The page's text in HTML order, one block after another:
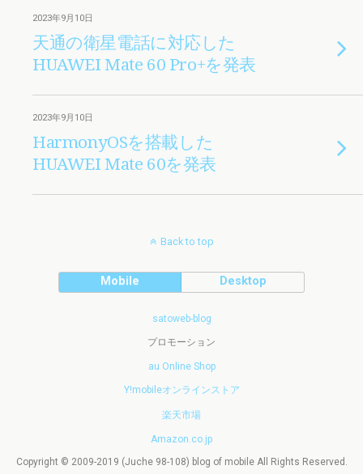
2023年9月10日
天通の衛星電話に対応した
HUAWEI Mate 60 Pro+を発表
2023年9月10日
HarmonyOSを搭載した
HUAWEI Mate 60を発表
Back to top
Mobile Desktop
satoweb-blog
プロモーション
au Online Shop
Y!mobileオンラインストア
楽天市場
Amazon.co.jp
Copyright © 2009-2019 (Juche 98-108) blog of mobile All Rights Reserved.